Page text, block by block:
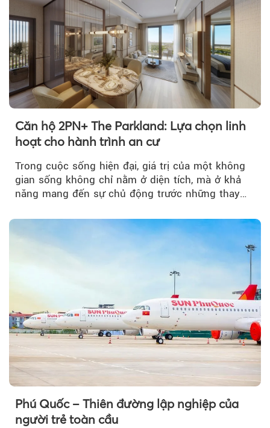
Căn hộ 2PN+ The Parkland: Lựa chọn linh
hoạt cho hành trình an cư
Trong cuộc sống hiện đại, giá trị của một không
gian sống không chỉ nằm ở diện tích, mà ở khả
năng mang đến sự chủ động trước những thay
Phú Quốc – Thiên đường lập nghiệp của
người trẻ toàn cầu